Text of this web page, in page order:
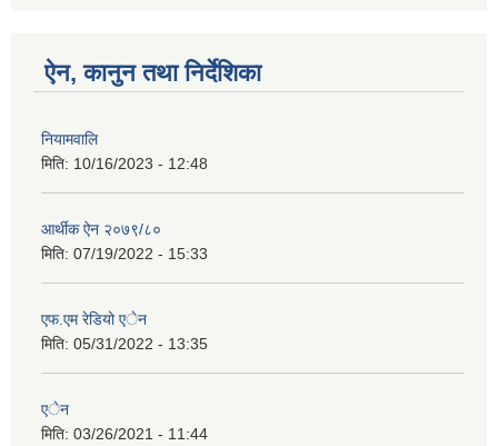
ऐन, कानुन तथा निर्देशिका
नियामवालि
मिति: 10/16/2023 - 12:48
आर्थीक ऐन २०७९/८०
मिति: 07/19/2022 - 15:33
एफ.एम रेडियो एेन
मिति: 05/31/2022 - 13:35
एेन
मिति: 03/26/2021 - 11:44